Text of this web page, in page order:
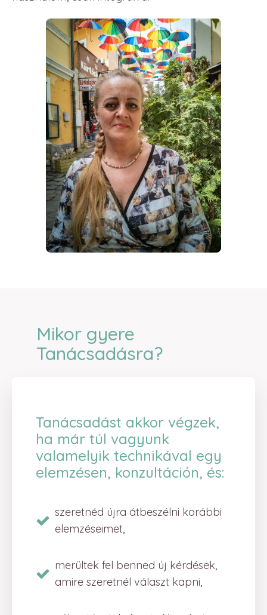
Mikor gyere
Tanácsadásra?
Tanácsadást akkor végzek,
ha már túl vagyunk
valamelyik technikával egy
elemzésen, konzultáción, és:
szeretnéd újra átbeszélni korábbi
elemzéseimet,
merültek fel benned új kérdések,
amire szeretnél választ kapni,